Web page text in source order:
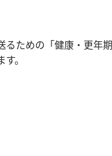
るための「健康・更年
。